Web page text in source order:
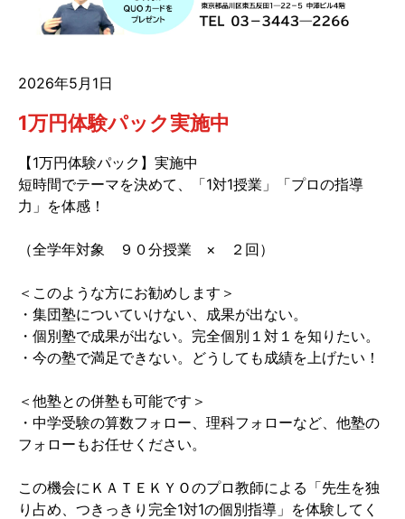
2026年5月1日
1万円体験パック実施中
【1万円体験パック】実施中
短時間でテーマを決めて、「1対1授業」「プロの指導
力」を体感！
（全学年対象 ９０分授業 × ２回）
＜このような方にお勧めします＞
・集団塾についていけない、成果が出ない。
・個別塾で成果が出ない。完全個別１対１を知りたい。
・今の塾で満足できない。どうしても成績を上げたい！
＜他塾との併塾も可能です＞
・中学受験の算数フォロー、理科フォローなど、他塾の
フォローもお任せください。
この機会にＫＡＴＥＫＹＯのプロ教師による「先生を独
り占め、つきっきり完全1対1の個別指導」を体験してく